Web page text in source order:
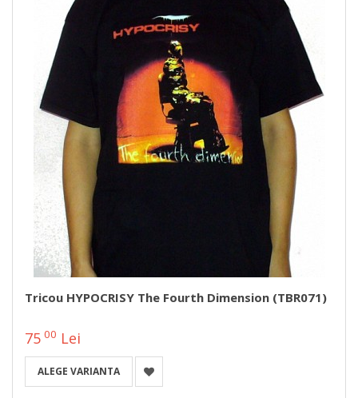
Tricou HYPOCRISY The Fourth Dimension (TBR071)
75 00 Lei
ALEGE VARIANTA